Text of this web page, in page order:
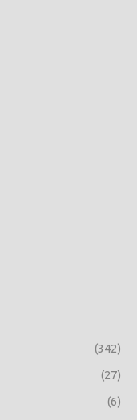
(342)
(27)
(6)